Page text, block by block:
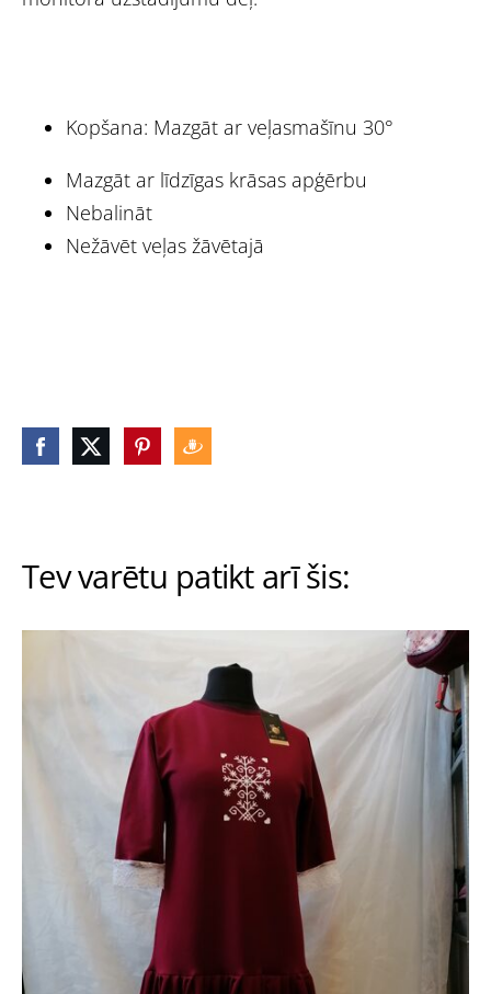
Kopšana: Mazgāt ar veļasmašīnu 30°
Mazgāt ar līdzīgas krāsas apģērbu
Nebalināt
Nežāvēt veļas žāvētajā
Tev varētu patikt arī šis: